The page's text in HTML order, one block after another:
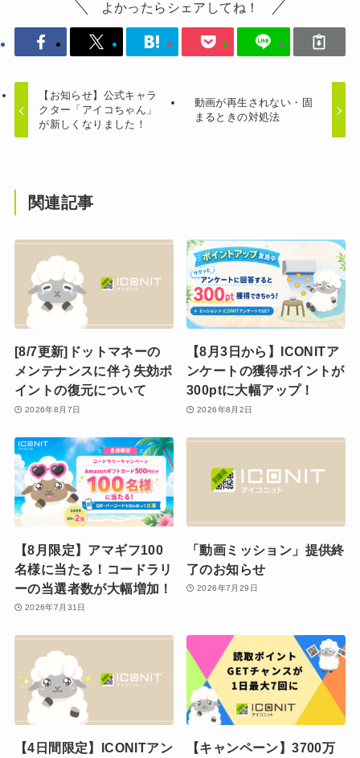
よかったらシェアしてね！
【お知らせ】公式キャラ
クター「アイコちゃん」
が新しくなりました！
動画が再生されない・固
まるときの対処法
関連記事
[8/7更新]ドットマネーの
メンテナンスに伴う失効ポ
イントの復元について
2026年8月7日
【8月3日から】ICONITア
ンケートの獲得ポイントが
300ptに大幅アップ！
2026年8月2日
【8月限定】アマギフ100
名様に当たる！コードラリ
ーの当選者数が大幅増加！
2026年7月31日
「動画ミッション」提供終
了のお知らせ
2026年7月29日
【4日間限定】ICONITアン
【キャンペーン】3700万